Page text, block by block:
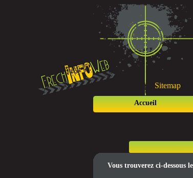
Sitemap
Accueil
Vous trouverez ci-dessous